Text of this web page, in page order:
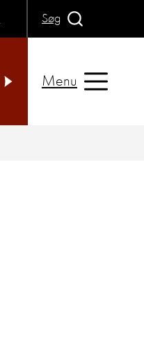
Søg
Menu